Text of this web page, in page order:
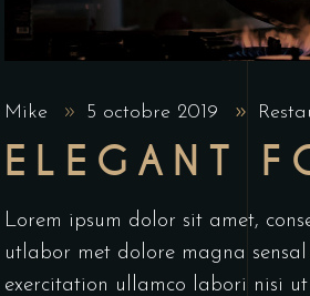
Mike 5 octobre 2019
ELEGANT
Lorem ipsum dolor sit amet,
utlabor met dolore magna
exercitation ullamco labori nisi